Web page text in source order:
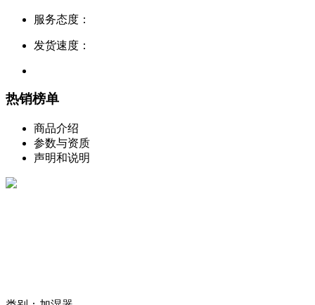
服务态度：
发货速度：
热销榜单
商品介绍
参数与资质
声明和说明